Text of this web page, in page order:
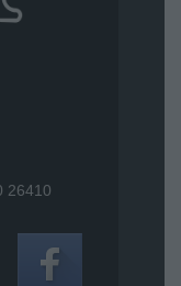
26410